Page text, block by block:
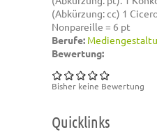
(Abkürzung: cc) 1
Nonpareille = 6 pt
Berufe:
Bewertung:
Bisher keine Bewertung
Quicklinks